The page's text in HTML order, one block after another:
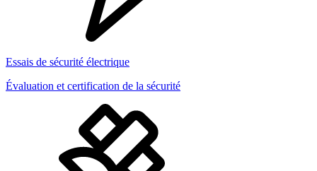
Essais de sécurité électrique
Évaluation et certification de la sécurité